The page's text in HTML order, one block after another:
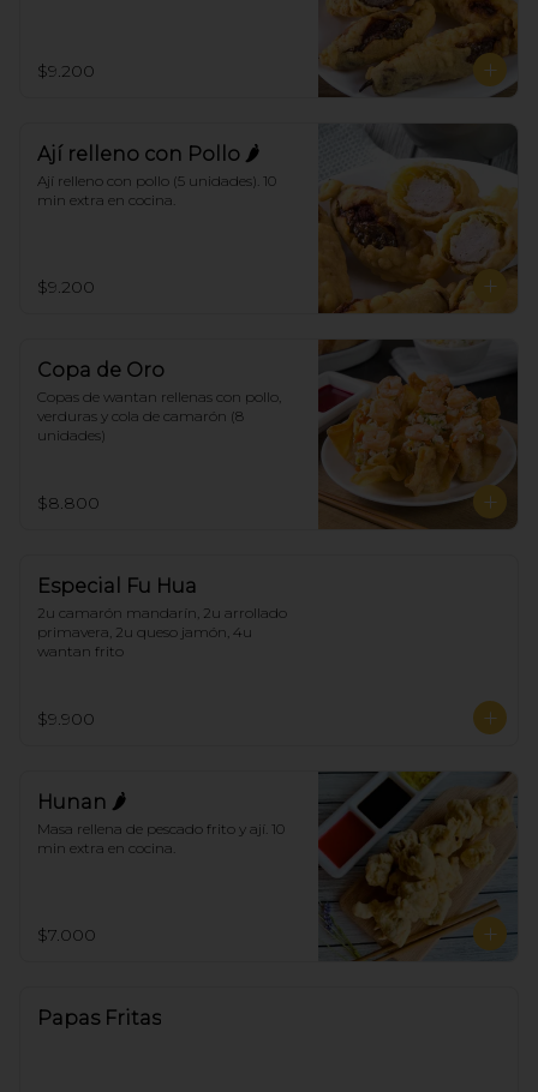
$9.200
Ají relleno con Pollo 🌶
Ají relleno con pollo (5 unidades). 10
min extra en cocina.
$9.200
Copa de Oro
Copas de wantan rellenas con pollo,
verduras y cola de camarón (8
unidades)
$8.800
Especial Fu Hua
2u camarón mandarín, 2u arrollado
primavera, 2u queso jamón, 4u
wantan frito
$9.900
Hunan 🌶
Masa rellena de pescado frito y ají. 10
min extra en cocina.
$7.000
Papas Fritas